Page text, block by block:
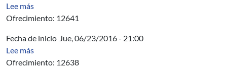
Lee mássobre AUCI- Curso Formulación de Proyectos en
Ofrecimiento: 12641
Fecha de inicio Jue, 06/23/2016 - 21:00
Lee mássobre AUPI - Curso Seguridad de la Información y
Ofrecimiento: 12638